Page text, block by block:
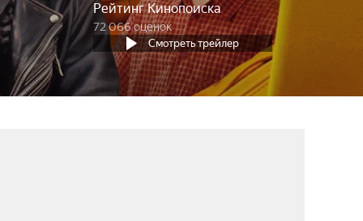
Рейтинг Кинопоиска
72 066 оценок
Смотреть трейлер